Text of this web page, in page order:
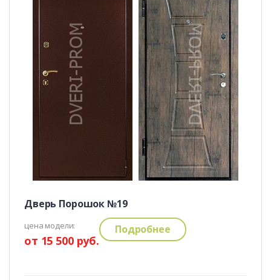
Дверь Порошок №19
цена модели:
от 15 500 руб.
Подробнее